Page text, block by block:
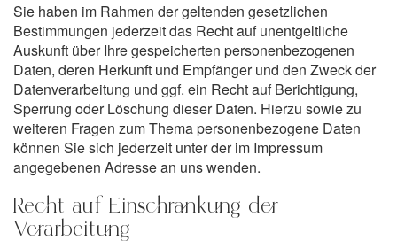
Sie haben im Rahmen der geltenden gesetzlichen
Bestimmungen jederzeit das Recht auf unentgeltliche
Auskunft über Ihre gespeicherten personenbezogenen
Daten, deren Herkunft und Empfänger und den Zweck der
Datenverarbeitung und ggf. ein Recht auf Berichtigung,
Sperrung oder Löschung dieser Daten. Hierzu sowie zu
weiteren Fragen zum Thema personenbezogene Daten
können Sie sich jederzeit unter der im Impressum
angegebenen Adresse an uns wenden.
Recht auf Einschränkung der
Verarbeitung